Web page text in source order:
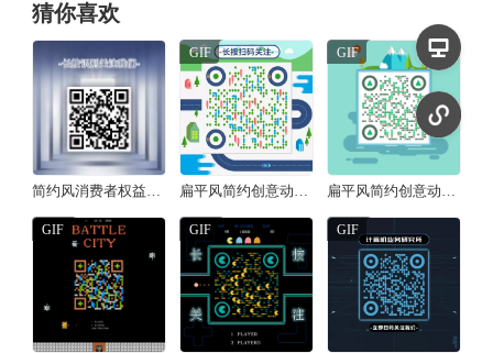
猜你喜欢
GIF GIF
GIF GIF GIF